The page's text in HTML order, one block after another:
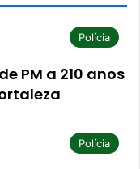
Polícia
PM a 210 anos
Polícia